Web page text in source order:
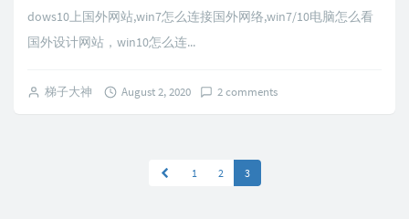
dows10上国外网站,win7怎么连接国外网络,win7/10电脑怎么看
国外设计网站，win10怎么连...
梯子大神 August 2, 2020 2 comments
1 2 3